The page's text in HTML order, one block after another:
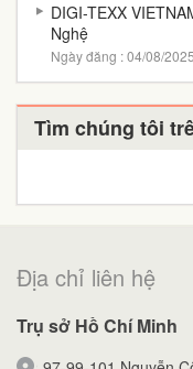
DIGI-TEXX
Nghệ
Ngày đăng : 04/08/2025
Tìm chúng tôi
Địa chỉ liên hệ
Trụ sở Hồ Chí Minh